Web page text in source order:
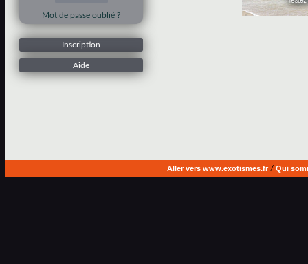
Mot de passe oublié ?
Inscription
Aide
Aller vers www.exotismes.fr/ Qui